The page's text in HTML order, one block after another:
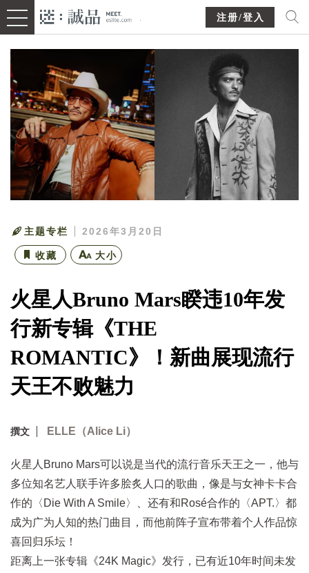
注册/登入
主题专栏 2026年3月20日
收藏 大小
火星人Bruno Mars睽违10年发
行新专辑《THE
ROMANTIC》！新曲展现流行
天王不败魅力
撰文 ELLE（Alice Li）
火星人Bruno Mars可以说是当代的流行音乐天王之一，他与
多位知名艺人联手许多脍炙人口的歌曲，像是与女神卡卡合
作的〈Die With A Smile〉、还有和Rosé合作的〈APT.〉都
成为广为人知的热门曲目，而他前阵子宣布带着个人作品惊
喜回归乐坛！
距离上一张专辑《24K Magic》发行，已有近10年时间未发